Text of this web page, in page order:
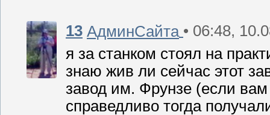
13 АдминСайта • 06:48,
я за станком стоял на
знаю жив ли сейчас этот
завод им. Фрунзе (если вам
справедливо тогда